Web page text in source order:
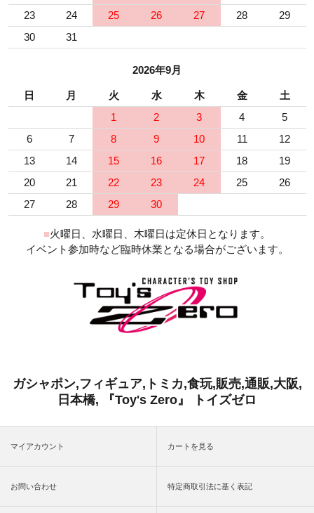
23
24 25 26 27 28
29
30
31
2026年9月
日 月 火 水 木 金
土
1
2 3 4
5
6
7 8 9 10 11
12
13
14 15 16 17 18
19
20
21 22 23 24 25
26
27
28 29 30
■火曜日、水曜日、木曜日は定休日となります。
イベント参加時など臨時休業となる場合がございます。
ガシャポン,フィギュア,トミカ,食玩,販売,通販,大阪,
日本橋, 『Toy's Zero』 トイズゼロ
マイアカウント カートを見る
お問い合わせ 特定商取引法に基く表記